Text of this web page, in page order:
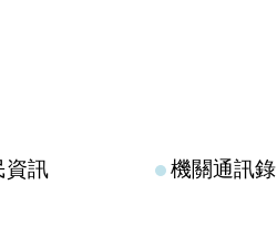
資訊 機關通訊錄